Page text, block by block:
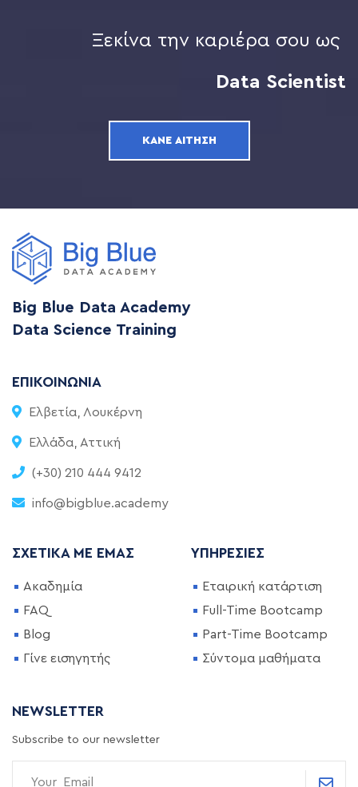
Ξεκίνα την καριέρα σου ως
Data Scientist
ΚΆΝΕ ΑΊΤΗΣΗ
Big Blue Data Academy
Data Science Training
ΕΠΙΚΟΙΝΩΝΊΑ
Ελβετία, Λουκέρνη
Ελλάδα, Αττική
(+30) 210 444 9412
info@bigblue.academy
ΣΧΕΤΙΚΆ ΜΕ ΕΜΆΣ
Ακαδημία
FAQ
Blog
Γίνε εισηγητής
ΥΠΗΡΕΣΊΕΣ
Εταιρική κατάρτιση
Full-Time Bootcamp
Part-Time Bootcamp
Σύντομα μαθήματα
NEWSLETTER
Subscribe to our newsletter